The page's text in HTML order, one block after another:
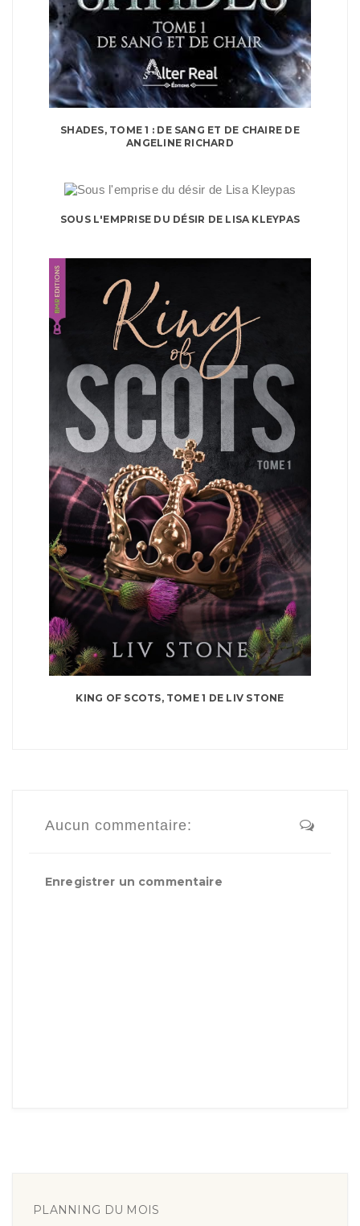
SHADES, TOME 1 : DE SANG ET DE CHAIRE DE
ANGELINE RICHARD
SOUS L'EMPRISE DU DÉSIR DE LISA KLEYPAS
KING OF SCOTS, TOME 1 DE LIV STONE
Aucun commentaire:
Enregistrer un commentaire
PLANNING DU MOIS